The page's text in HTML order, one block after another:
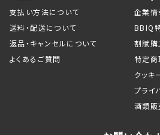
支払い方法について
送料・配送について
返品・キャンセルについて
よくあるご質問
企業
BBIQ
割賦
特定商
クッキ
プライ
酒類